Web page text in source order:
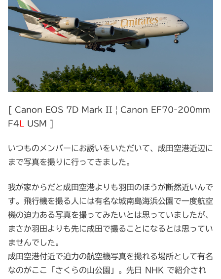
[ Canon EOS 7D Mark II | Canon EF70-200mm
F4
USM ]
いつものメンバーにお誘いをいただいて、成田空港近辺に
まで写真を撮りに行ってきました。
我が家からだと成田空港よりも羽田のほうが断然近いんで
す。飛行機を撮る人には有名な城南島海浜公園で一度航空
機の迫力ある写真を撮ってみたいとは思っていましたが、
まさか羽田よりも先に成田で撮ることになるとは思ってい
ませんでした。
成田空港付近で迫力の航空機写真を撮れる場所として有名
なのがここ「さくらの山公園」。先日 NHK で紹介され